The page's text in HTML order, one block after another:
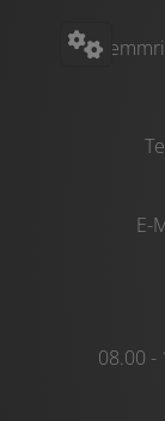
Footer -
E-
08.00 -